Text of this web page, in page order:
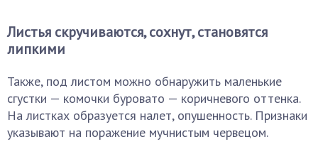
Листья скручиваются, сохнут, становятся
липкими
Также, под листом можно обнаружить маленькие
сгустки — комочки буровато — коричневого оттенка.
На листках образуется налет, опушенность. Признаки
указывают на поражение мучнистым червецом.